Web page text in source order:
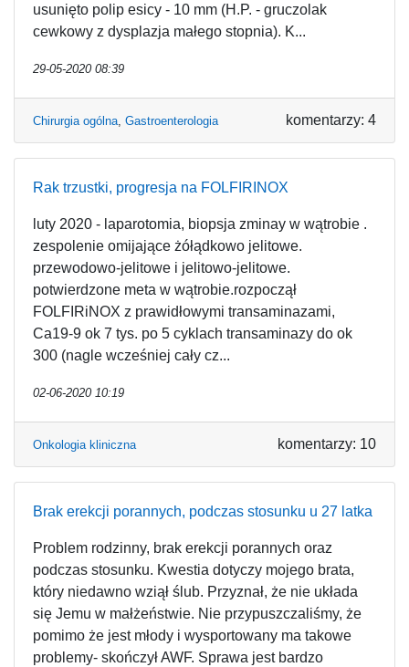
usunięto polip esicy - 10 mm (H.P. - gruczolak
cewkowy z dysplazja małego stopnia). K...
29-05-2020 08:39
Chirurgia ogólna, Gastroenterologia komentarzy: 4
Rak trzustki, progresja na FOLFIRINOX
luty 2020 - laparotomia, biopsja zminay w wątrobie .
zespolenie omijające żółądkowo jelitowe.
przewodowo-jelitowe i jelitowo-jelitowe.
potwierdzone meta w wątrobie.rozpoczął
FOLFIRiNOX z prawidłowymi transaminazami,
Ca19-9 ok 7 tys. po 5 cyklach transaminazy do ok
300 (nagle wcześniej cały cz...
02-06-2020 10:19
Onkologia kliniczna komentarzy: 10
Brak erekcji porannych, podczas stosunku u 27 latka
Problem rodzinny, brak erekcji porannych oraz
podczas stosunku. Kwestia dotyczy mojego brata,
który niedawno wziął ślub. Przyznał, że nie układa
się Jemu w małżeństwie. Nie przypuszczaliśmy, że
pomimo że jest młody i wysportowany ma takowe
problemy- skończył AWF. Sprawa jest bardzo